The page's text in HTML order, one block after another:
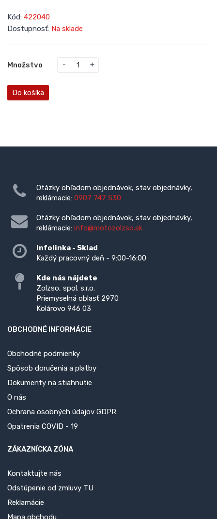
Kód: 422040
Dostupnosť: Na sklade
Množstvo
Do košíka
Otázky ohľadom objednávok, stav objednávky,
reklámacie: 0907 747 530
Otázky ohľadom objednávok, stav objednávky,
reklámacie: info@motozolzso.sk
Infolinka - Sklad
Každý pracovný deň - 9:00-16:00
Kde nás nájdete
Zolzso, spol. s.r.o.
Priemyselná oblasť 2970
Kolárovo 946 03
OBCHODNÉ INFORMÁCIE
Obchodné podmienky
Spôsob doručenia a platby
Dokumenty na stiahnutie
O nás
Ochrana osobných údajov GDPR
Opatrenia COVID - 19
ZÁKAZNÍCKA ZÓNA
Kontaktujte nás
Odstúpenie od zmluvy TU
Reklamácie
Mapa obchodu